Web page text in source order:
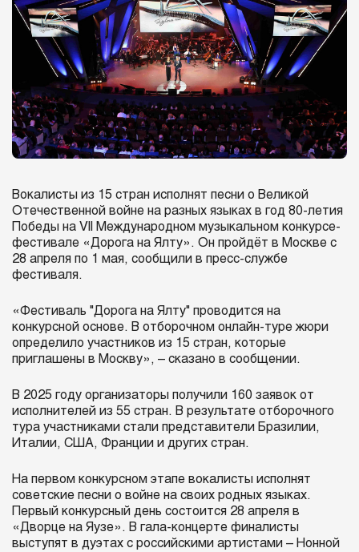
Вокалисты из 15 стран исполнят песни о Великой
Отечественной войне на разных языках в год 80-летия
Победы на VII Международном музыкальном конкурсе-
фестивале «Дорога на Ялту». Он пройдёт в Москве с
28 апреля по 1 мая, сообщили в пресс-службе
фестиваля.
«Фестиваль "Дорога на Ялту" проводится на
конкурсной основе. В отборочном онлайн-туре жюри
определило участников из 15 стран, которые
приглашены в Москву», – сказано в сообщении.
В 2025 году организаторы получили 160 заявок от
исполнителей из 55 стран. В результате отборочного
тура участниками стали представители Бразилии,
Италии, США, Франции и других стран.
На первом конкурсном этапе вокалисты исполнят
советские песни о войне на своих родных языках.
Первый конкурсный день состоится 28 апреля в
«Дворце на Яузе». В гала-концерте финалисты
выступят в дуэтах с российскими артистами – Нонной